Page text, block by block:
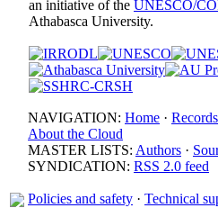
an initiative of the UNESCO/
Athabasca University.
NAVIGATION: Home · Records
About the Cloud
MASTER LISTS: Authors ·
SYNDICATION: RSS 2.0 feed
Policies and safety · Technical